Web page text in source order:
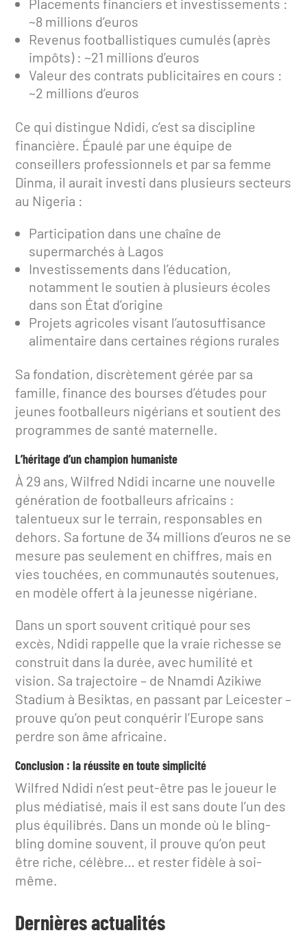
Placements financiers et investissements :
~8 millions d’euros
Revenus footballistiques cumulés (après
impôts) : ~21 millions d’euros
Valeur des contrats publicitaires en cours :
~2 millions d’euros
Ce qui distingue Ndidi, c’est sa discipline
financière. Épaulé par une équipe de
conseillers professionnels et par sa femme
Dinma, il aurait investi dans plusieurs secteurs
au Nigeria :
Participation dans une chaîne de
supermarchés à Lagos
Investissements dans l’éducation,
notamment le soutien à plusieurs écoles
dans son État d’origine
Projets agricoles visant l’autosuffisance
alimentaire dans certaines régions rurales
Sa fondation, discrètement gérée par sa
famille, finance des bourses d’études pour
jeunes footballeurs nigérians et soutient des
programmes de santé maternelle.
L’héritage d’un champion humaniste
À 29 ans, Wilfred Ndidi incarne une nouvelle
génération de footballeurs africains :
talentueux sur le terrain, responsables en
dehors. Sa fortune de 34 millions d’euros ne se
mesure pas seulement en chiffres, mais en
vies touchées, en communautés soutenues,
en modèle offert à la jeunesse nigériane.
Dans un sport souvent critiqué pour ses
excès, Ndidi rappelle que la vraie richesse se
construit dans la durée, avec humilité et
vision. Sa trajectoire – de Nnamdi Azikiwe
Stadium à Besiktas, en passant par Leicester –
prouve qu’on peut conquérir l’Europe sans
perdre son âme africaine.
Conclusion : la réussite en toute simplicité
Wilfred Ndidi n’est peut-être pas le joueur le
plus médiatisé, mais il est sans doute l’un des
plus équilibrés. Dans un monde où le bling-
bling domine souvent, il prouve qu’on peut
être riche, célèbre… et rester fidèle à soi-
même.
Dernières actualités